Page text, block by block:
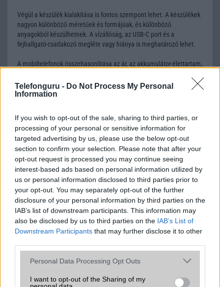
Telefonguru - Do Not Process My Personal
Information
If you wish to opt-out of the sale, sharing to third parties, or
processing of your personal or sensitive information for
targeted advertising by us, please use the below opt-out
section to confirm your selection. Please note that after your
opt-out request is processed you may continue seeing
interest-based ads based on personal information utilized by
us or personal information disclosed to third parties prior to
your opt-out. You may separately opt-out of the further
disclosure of your personal information by third parties on the
IAB’s list of downstream participants. This information may
also be disclosed by us to third parties on the IAB’s List of
Downstream Participants that may further disclose it to other
Please note that this website/app uses one or more Google
not limited to your visit or usage behaviour. You may click to
Personal Data Processing Opt Outs
I want to opt-out of the Sharing of my
Végül a készülék kialakítása is fontos szempont lehet. A készülékek
nagyon különböző méretűek és formájúak, és különböző
anyagokból készülhetnek. A vízállóság, az USB-C port és a
fejhallgató-csatlakozó megléte vagy hiánya is meghatározó lehet.
A mobiltelefonok összehasonlítása az ár, az akkumulátor-élettartam,
kialakítás szempontjából döntő fontosságú lehet. Ezek a
szempontok kritikusak ahhoz, hogy megtaláljuk azokat a
Végül azt is fontos tudni, hogy a mobiltelefonok összehasonlítása
során minden felhasználó egyéni preferenciákkal rendelkezik, így a
választásuk eltérhet. Azonban azok, akik számára fontos a nagyobb
kijelző, hosszabb üzemidő, hatékony
MOBILTELEFON MÁRKÁK
Apple
Huawei